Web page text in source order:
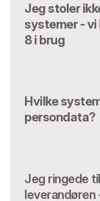
Jeg stoler
systemer - vi
8 i brug
Hvilke
persondata?
Jeg ringede